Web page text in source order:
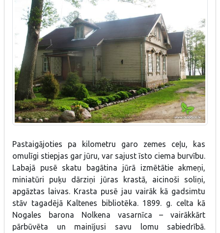
Pastaigājoties pa kilometru garo zemes ceļu, kas
omulīgi stiepjas gar jūru, var sajust īsto ciema burvību.
Labajā pusē skatu bagātina jūrā izmētātie akmeņi,
miniatūri puķu dārziņi jūras krastā, aicinoši soliņi,
apgāztas laivas. Krasta pusē jau vairāk kā gadsimtu
stāv tagadējā Kaltenes bibliotēka. 1899. g. celta kā
Nogales barona Nolkena vasarnīca – vairākkārt
pārbūvēta un mainījusi savu lomu sabiedrībā.